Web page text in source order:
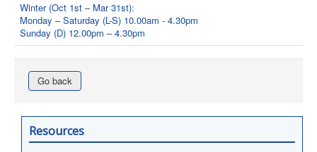
Winter (Oct 1st – Mar 31st):
Monday – Saturday (L-S) 10.00am - 4.30pm
Sunday (D) 12.00pm – 4.30pm
Go back
Resources